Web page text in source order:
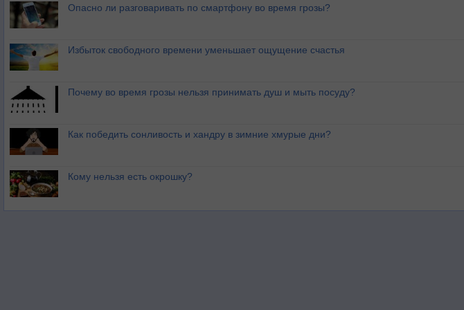
Опасно ли разговаривать по смартфону во время грозы?
Избыток свободного времени уменьшает ощущение счастья
Почему во время грозы нельзя принимать душ и мыть посуду?
Как победить сонливость и хандру в зимние хмурые дни?
Кому нельзя есть окрошку?